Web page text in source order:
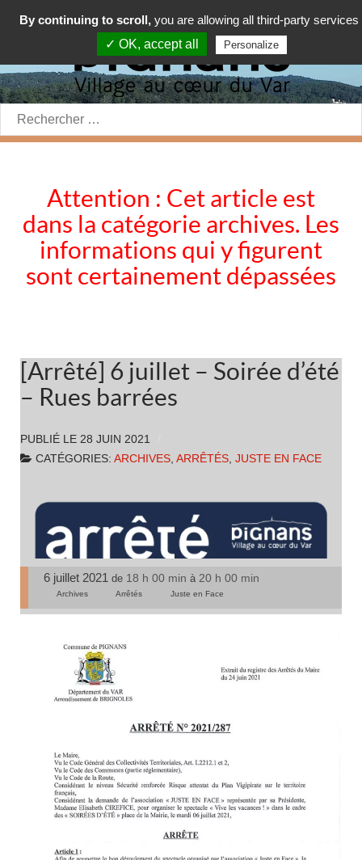
Rechercher:
Attention : Cet article est
dans la catégorie archives. Les
informations qui y figurent
sont certainement dépassées
[Arrêté] 6 juillet – Soirée d’été
– Rues barrées
PUBLIÉ LE 28 JUIN 2021
CATÉGORIES: ARCHIVES, ARRÊTÉS, JUSTE EN FACE
6 juillet 2021 de 18 h 00 min à 20 h 00 min
Archives Arrêtés Juste en Face
By continuing to scroll, you are allowing all third-party services
✓ OK, accept all
Personalize